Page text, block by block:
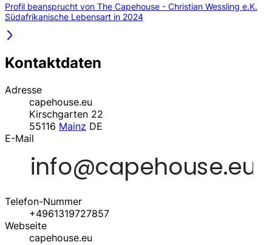
Profil beansprucht von The Capehouse - Christian Wessling e.K.
Südafrikanische Lebensart in 2024
Kontaktdaten
Adresse
capehouse.eu
Kirschgarten 22
55116 Mainz DE
E-Mail
Telefon-Nummer
+4961319727857
Webseite
capehouse.eu